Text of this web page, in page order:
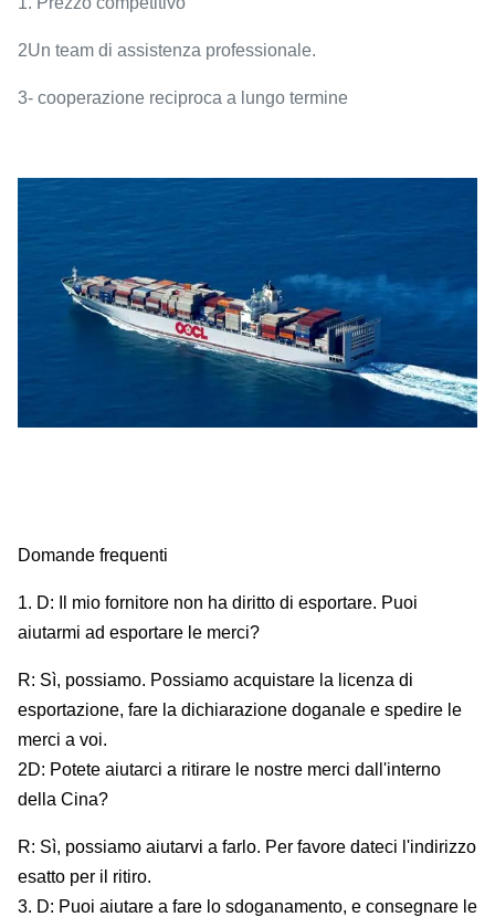
2Un team di assistenza professionale.
3- cooperazione reciproca a lungo termine
Domande frequenti
1. D: Il mio fornitore non ha diritto di esportare. Puoi
aiutarmi ad esportare le merci?
R: Sì, possiamo. Possiamo acquistare la licenza di
esportazione, fare la dichiarazione doganale e spedire le
merci a voi.
2D: Potete aiutarci a ritirare le nostre merci dall'interno
della Cina?
R: Sì, possiamo aiutarvi a farlo. Per favore dateci l'indirizzo
esatto per il ritiro.
3. D: Puoi aiutare a fare lo sdoganamento, e consegnare le